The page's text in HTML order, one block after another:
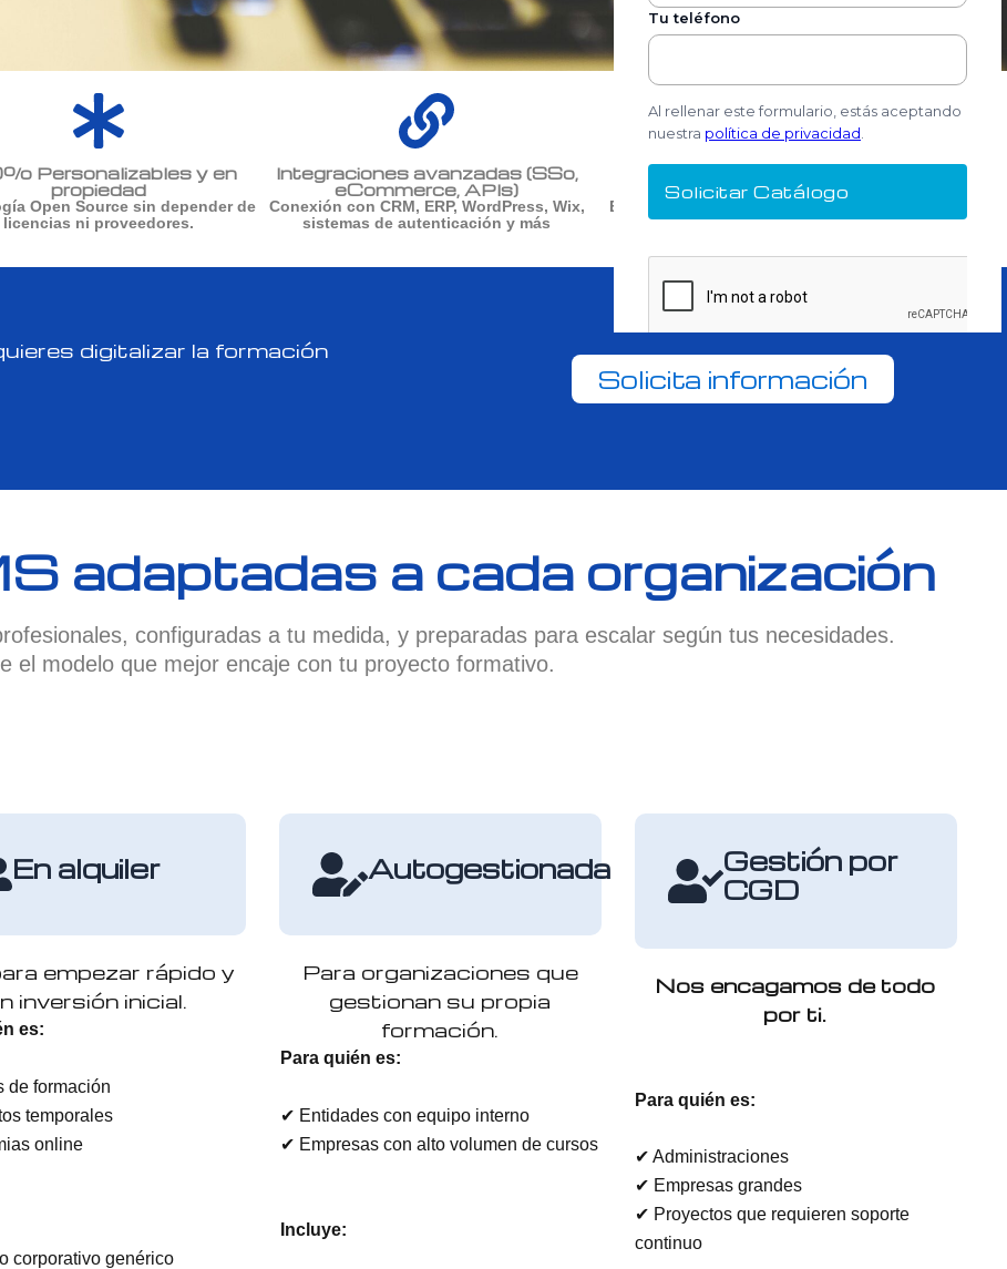
Personalizables y en
propiedad
Open Source sin depender de
licencias ni proveedores.
Integraciones avanzadas (SSo,
eCommerce, APIs)
Conexión con CRM, ERP, WordPress, Wix,
sistemas de autenticación y más
acompañamiento continuo
Equipo multidisciplinar con más de 15
años de experiencia en e-Learning
digitalizar la formación
Solicita información
adaptadas a cada organización
configuradas a tu medida, y preparadas para escalar según tus necesidades.
el modelo que mejor encaje con tu proyecto formativo.
En alquiler
empezar rápido y
inversión inicial.
es:
de formación
temporales
online
corporativo genérico
Autogestionada
Para organizaciones que
gestionan su propia
formación.
Para quién es:
✔ Entidades con equipo interno
✔ Empresas con alto volumen de cursos
Incluye:
Gestión por
CGD
Nos encagamos de todo
por ti.
Para quién es:
✔ Administraciones
✔ Empresas grandes
✔ Proyectos que requieren soporte
continuo